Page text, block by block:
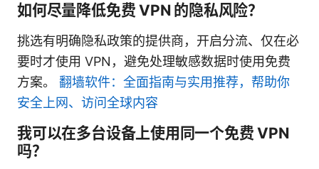
如何尽量降低免费 VPN 的隐私风险？
挑选有明确隐私政策的提供商，开启分流、仅在必
要时才使用 VPN，避免处理敏感数据时使用免费
方案。 翻墙软件：全面指南与实用推荐，帮助你
安全上网、访问全球内容
我可以在多台设备上使用同一个免费 VPN
吗？